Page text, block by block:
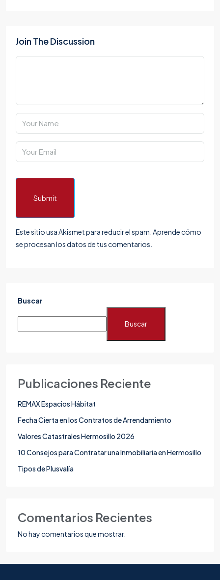
Join The Discussion
Submit
Este sitio usa Akismet para reducir el spam. Aprende cómo
se procesan los datos de tus comentarios.
Buscar
Buscar
Publicaciones Reciente
REMAX Espacios Hábitat
Fecha Cierta en los Contratos de Arrendamiento
Valores Catastrales Hermosillo 2026
10 Consejos para Contratar una Inmobiliaria en Hermosillo
Tipos de Plusvalía
Comentarios Recientes
No hay comentarios que mostrar.